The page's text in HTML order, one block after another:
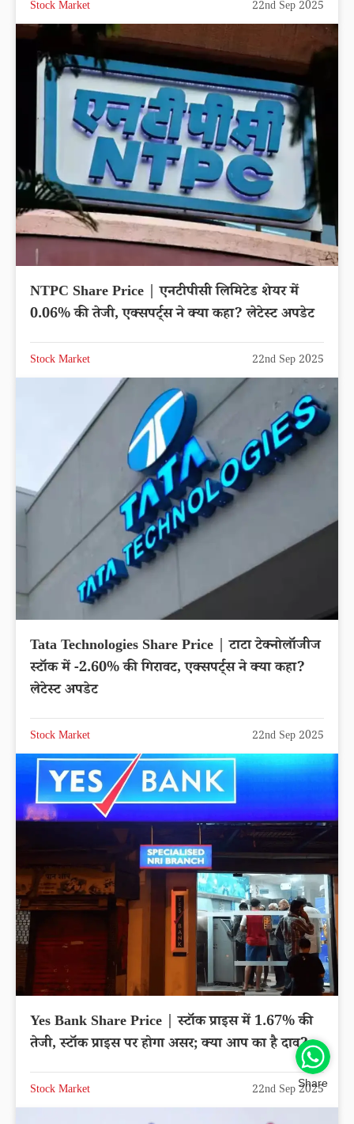
Stock Market 22nd Sep 2025
NTPC Share Price | एनटीपीसी लिमिटेड शेयर में
0.06% की तेजी, एक्सपर्ट्स ने क्या कहा? लेटेस्ट अपडेट
Stock Market 22nd Sep 2025
Tata Technologies Share Price | टाटा टेक्नोलॉजीज
स्टॉक में -2.60% की गिरावट, एक्सपर्ट्स ने क्या कहा?
लेटेस्ट अपडेट
Stock Market 22nd Sep 2025
Yes Bank Share Price | स्टॉक प्राइस में 1.67% की
तेजी, स्टॉक प्राइस पर होगा असर; क्या आप का है दाव?
Stock Market 22nd Sep 2025
Share